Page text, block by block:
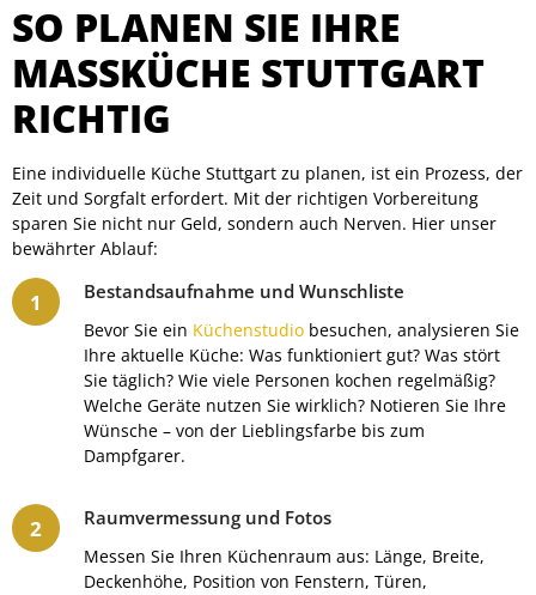
SO PLANEN SIE IHRE
MASSKÜCHE STUTTGART R
ICHTIG
Eine individuelle Küche Stuttgart zu planen, ist ein Prozess, der
Zeit und Sorgfalt erfordert. Mit der richtigen Vorbereitung
sparen Sie nicht nur Geld, sondern auch Nerven. Hier unser
bewährter Ablauf:
Bestandsaufnahme und Wunschliste
Bevor Sie ein Küchenstudio besuchen, analysieren Sie
Ihre aktuelle Küche: Was funktioniert gut? Was stört
Sie täglich? Wie viele Personen kochen regelmäßig?
Welche Geräte nutzen Sie wirklich? Notieren Sie Ihre
Wünsche – von der Lieblingsfarbe bis zum
Dampfgarer.
Raumvermessung und Fotos
Messen Sie Ihren Küchenraum aus: Länge, Breite,
Deckenhöhe, Position von Fenstern, Türen,